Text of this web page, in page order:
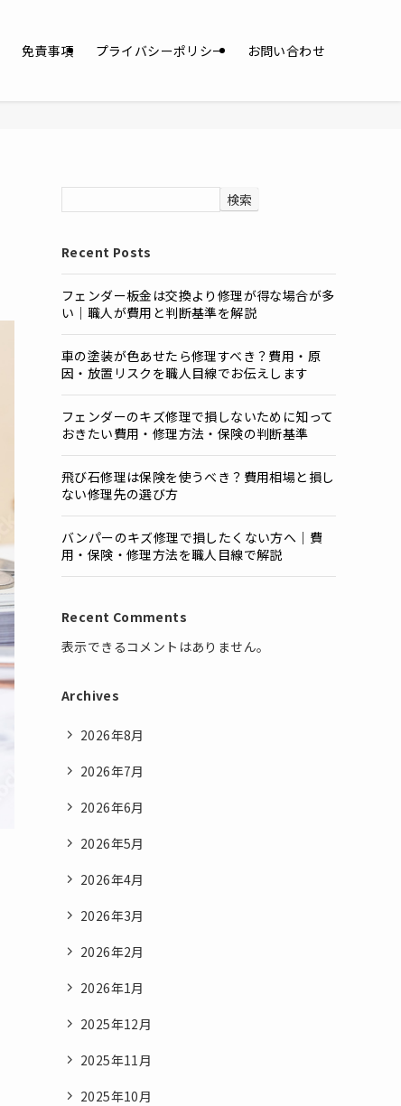
免責事項 プライバシーポリシー お問い合わせ
検索
Recent Posts
フェンダー板金は交換より修理が得な場合が多
い｜職人が費用と判断基準を解説
車の塗装が色あせたら修理すべき？費用・原
因・放置リスクを職人目線でお伝えします
フェンダーのキズ修理で損しないために知って
おきたい費用・修理方法・保険の判断基準
飛び石修理は保険を使うべき？費用相場と損し
ない修理先の選び方
バンパーのキズ修理で損したくない方へ｜費
用・保険・修理方法を職人目線で解説
Recent Comments
表示できるコメントはありません。
Archives
2026年8月
2026年7月
2026年6月
2026年5月
2026年4月
2026年3月
2026年2月
2026年1月
2025年12月
2025年11月
2025年10月